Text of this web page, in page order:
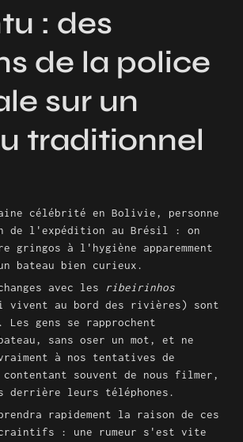
: des
de la police
sur un
traditionnel
célébrité en Bolivie, personne
de l'expédition au Brésil : on
gringos à l'hygiène apparemment
bateau bien curieux.
avec les
ribeirinhos
vivent au bord des rivières) sont
Les gens se rapprochent
sans oser un mot, et ne
à nos tentatives de
souvent de nous filmer,
derrière leurs téléphones.
rapidement la raison de ces
craintifs : une rumeur s'est vite